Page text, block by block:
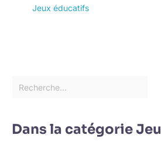
Jeux éducatifs
Dans la catégorie